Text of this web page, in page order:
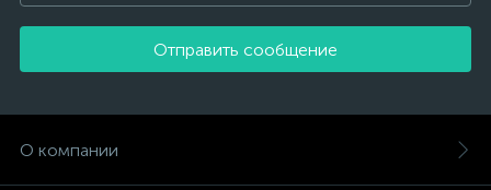
Отправить сообщение
О компании